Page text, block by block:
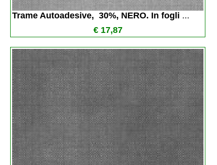
Trame Autoadesive,  30%, NERO. In fogli ...
€ 17,87